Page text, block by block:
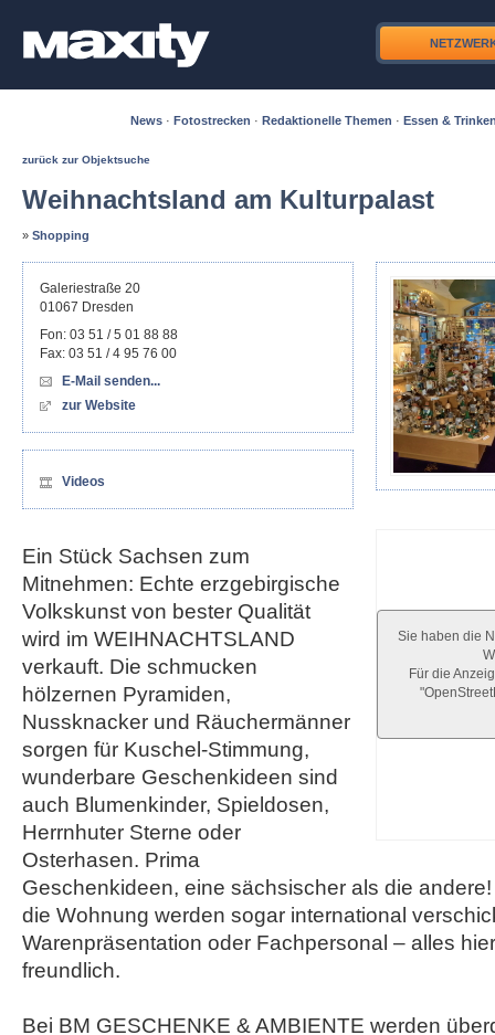
News · Fotostrecken · Redaktionelle Themen · Essen &
zurück zur Objektsuche
Weihnachtsland am Kulturpalast
» Shopping
Sie haben die
Für die
Galeriestraße 20
01067 Dresden
Fon: 03 51 / 5 01 88 88
Fax: 03 51 / 4 95 76 00
E-Mail senden...
zur Website
Videos
Ein Stück Sachsen zum
Mitnehmen: Echte erzgebirgische
Volkskunst von bester Qualität
wird im WEIHNACHTSLAND
verkauft. Die schmucken
hölzernen Pyramiden,
Nussknacker und Räuchermänner
sorgen für Kuschel-Stimmung,
wunderbare Geschenkideen sind
auch Blumenkinder, Spieldosen,
Herrnhuter Sterne oder
Osterhasen. Prima
Geschenkideen, eine sächsischer als die
die Wohnung werden sogar international
Warenpräsentation oder Fachpersonal – alles
freundlich.
Bei BM GESCHENKE & AMBIENTE werden